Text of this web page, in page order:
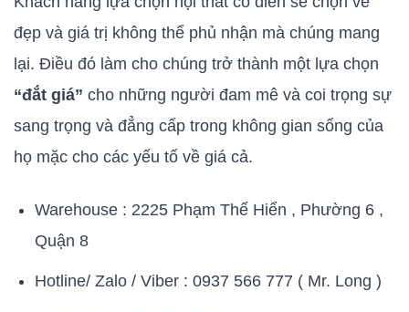
đẹp và giá trị không thể phủ nhận mà chúng mang
lại. Điều đó làm cho chúng trở thành một lựa chọn
“đắt giá” cho những người đam mê và coi trọng sự
sang trọng và đẳng cấp trong không gian sống của
họ mặc cho các yếu tố về giá cả.
Warehouse : 2225 Phạm Thế Hiển , Phường 6 ,
Quận 8
Hotline/ Zalo / Viber : 0937 566 777 ( Mr. Long )